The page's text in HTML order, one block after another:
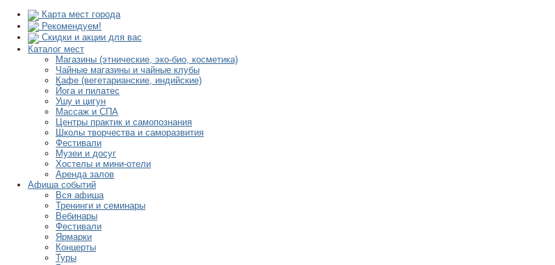
Карта мест города
Рекомендуем!
Скидки и акции для вас
Каталог мест
Магазины (этнические, эко-био, косметика)
Чайные магазины и чайные клубы
Кафе (вегетарианские, индийские)
Йога и пилатес
Ушу и цигун
Массаж и СПА
Центры практик и самопознания
Школы творчества и саморазвития
Фестивали
Музеи и досуг
Хостелы и мини-отели
Аренда залов
Афиша событий
Вся афиша
Тренинги и семинары
Вебинары
Фестивали
Ярмарки
Концерты
Туры